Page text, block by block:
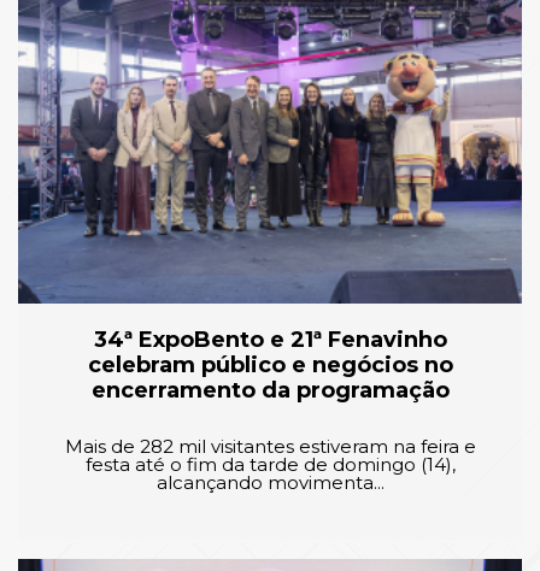
34ª ExpoBento e 21ª Fenavinho
celebram público e negócios no
encerramento da programação
Mais de 282 mil visitantes estiveram na feira e
festa até o fim da tarde de domingo (14),
alcançando movimenta...